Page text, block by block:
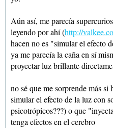
Aún así, me parecía
leyendo por ahí (http://
hacen no es "simular el efecto
ya me parecía la caña en sí
proyectar luz brillante
no sé que me sorprende más si
simular el efecto de la luz con
psicotrópicos???) o que
tenga efectos en el cerebro